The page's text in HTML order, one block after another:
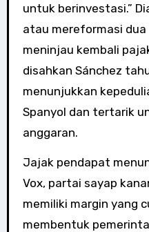
untuk berinvestasi.”
atau mereformasi
meninjau kembali
disahkan Sánchez
menunjukkan
Spanyol dan tertarik
anggaran.
Jajak pendapat
Vox, partai sayap
memiliki margin yang
membentuk